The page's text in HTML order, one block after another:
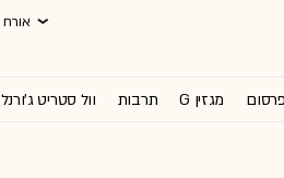
אורח
מגזין G תרבות וול סטריט ג'ורנל